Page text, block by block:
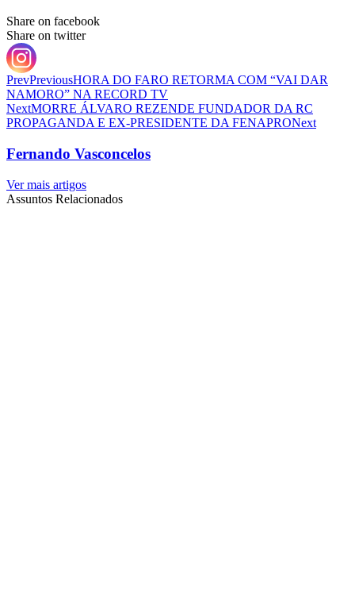
Share on facebook
Share on twitter
PrevPreviousHORA DO FARO RETORMA COM “VAI DAR
NAMORO” NA RECORD TV
NextMORRE ÁLVARO REZENDE FUNDADOR DA RC
PROPAGANDA E EX-PRESIDENTE DA FENAPRONext
Fernando Vasconcelos
Ver mais artigos
Assuntos Relacionados